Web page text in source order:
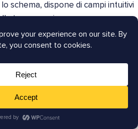
schema, dispone di campi intuitivi
tua recensione.